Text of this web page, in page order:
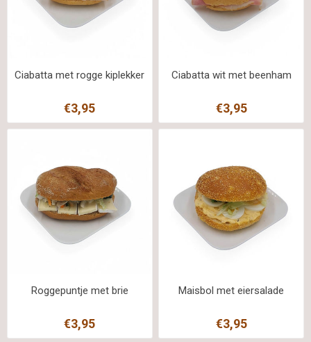
Ciabatta met rogge kiplekker
€3,95
Ciabatta wit met beenham
€3,95
Roggepuntje met brie
€3,95
Maisbol met eiersalade
€3,95